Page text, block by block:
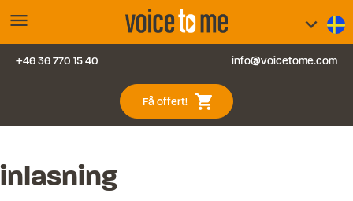
menu
Vanliga frågor
Kontakt
keyboard_arrow_down
+46 36 770 15 40 info@voicetome.com
Få offert! shopping_cart
inlasning